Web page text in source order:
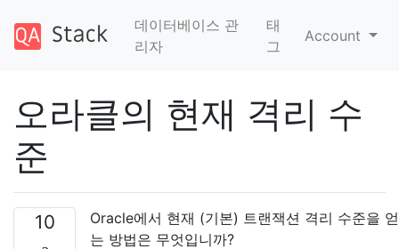
데이터베이스 관
리자
태
그
Account
오라클의 현재 격리 수
준
10
Oracle에서 현재 (기본) 트랜잭션 격리 수준을 얻
는 방법은 무엇입니까?